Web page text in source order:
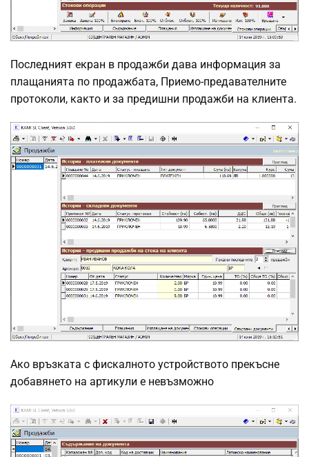
Последният екран в продажби дава информация за
плащанията по продажбата, Приемо-предавателните
протоколи, както и за предишни продажби на клиента.
Ако връзката с фискалното устройството прекъсне
добавянето на артикули е невъзможно